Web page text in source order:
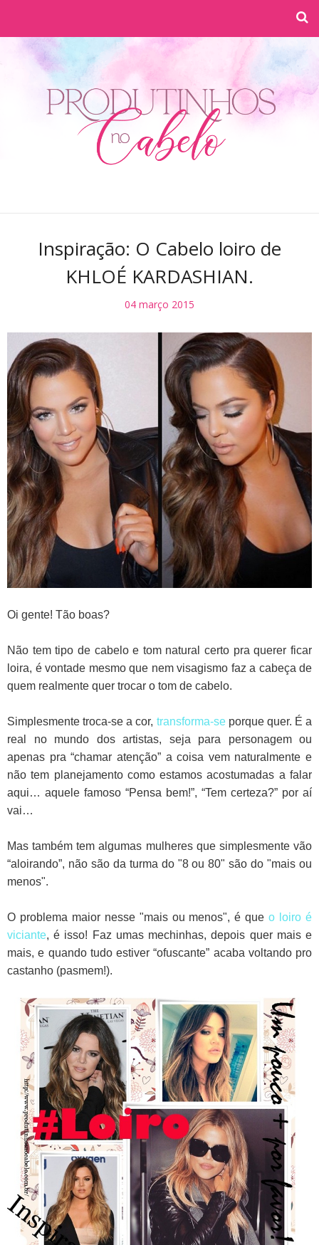
Inspiração: O Cabelo loiro de
KHLOÉ KARDASHIAN.
04 março 2015
Oi gente! Tão boas?
Não tem tipo de cabelo e tom natural certo pra querer ficar
loira, é vontade mesmo que nem visagismo faz a cabeça de
quem realmente quer trocar o tom de cabelo.
Simplesmente troca-se a cor, transforma-seporque quer. É a
real no mundo dos artistas, seja para personagem ou
apenas pra “chamar atenção” a coisa vem naturalmente e
não tem planejamento como estamos acostumadas a falar
aqui… aquele famoso “Pensa bem!”, “Tem certeza?” por aí
vai…
Mas também tem algumas mulheres que simplesmente vão
“aloirando”, não são da turma do "8 ou 80" são do "mais ou
menos".
O problema maior nesse "mais ou menos", é queo loiro é
viciante, é isso! Faz umas mechinhas, depois quer mais e
mais, e quando tudo estiver “ofuscante” acaba voltando pro
castanho (pasmem!).